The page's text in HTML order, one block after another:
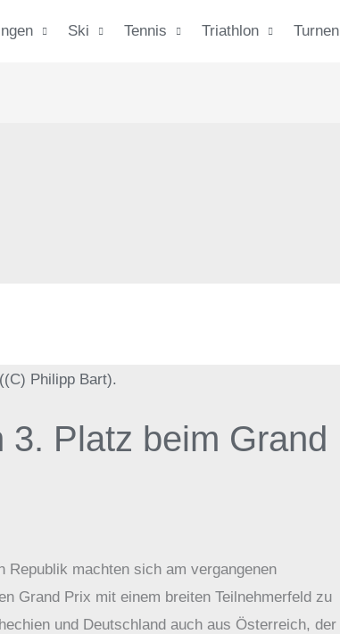
Ski Tennis Triathlon Turnen
Platz beim Grand
Republik machten sich am vergangenen
Grand Prix mit einem breiten Teilnehmerfeld zu
und Deutschland auch aus Österreich, der